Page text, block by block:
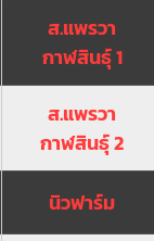
ส.แพรวา
กาฬสินธุ์ 1
ส.แพรวา
กาฬสินธุ์ 2
นิวฟาร์ม